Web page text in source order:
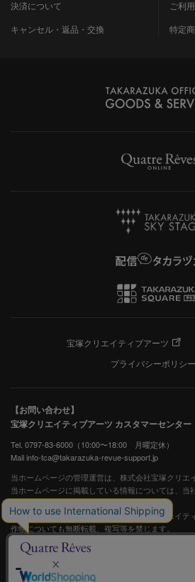
決済について
キャンセル・返品・交換
ご利
特定
宝塚クリエイティブアーツ
プライバシーポリシー
【お問い合わせ】
宝塚クリエイティブアーツ カスタマーセンター
Tel. 0797-83-6000（10:00〜18:00 月曜定休）
Mail info-tca@takarazuka-revue-support.jp
当ホームページの管理運営は、株式会社宝塚クリエ
当ホームページに掲載している情報については、当
することを固く禁止します。
また、阪急電鉄並びに宝塚歌劇団、宝塚クリエイテ
作物についても無断転載、複写等を禁じます。
宝塚歌劇公式ホームページ
JASRAC許諾番号：S0507081515